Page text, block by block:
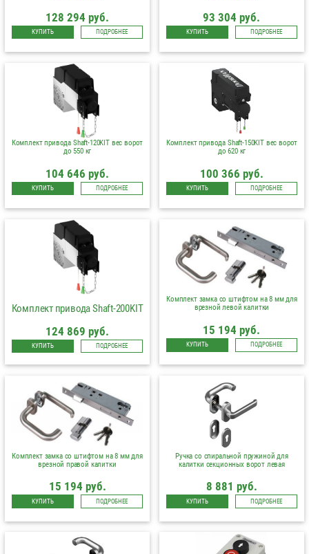
128 294 руб.
КУПИТЬ ПОДРОБНЕЕ
93 304 руб.
КУПИТЬ ПОДРОБНЕЕ
Комплект привода Shaft-120KIT вес ворот
до 550 кг
104 646 руб.
КУПИТЬ ПОДРОБНЕЕ
Комплект привода Shaft-150KIT вес ворот
до 620 кг
100 366 руб.
КУПИТЬ ПОДРОБНЕЕ
Комплект привода Shaft-200KIT
124 869 руб.
КУПИТЬ ПОДРОБНЕЕ
Комплект замка со штифтом на 8 мм для
врезной левой калитки
15 194 руб.
КУПИТЬ ПОДРОБНЕЕ
Комплект замка со штифтом на 8 мм для
врезной правой калитки
15 194 руб.
КУПИТЬ ПОДРОБНЕЕ
Ручка со спиральной пружиной для
калитки секционных ворот левая
8 881 руб.
КУПИТЬ ПОДРОБНЕЕ